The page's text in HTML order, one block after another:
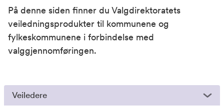
På denne siden finner du Valgdirektoratets
veiledningsprodukter til kommunene og
fylkeskommunene i forbindelse med
valggjennomføringen.
Veiledere